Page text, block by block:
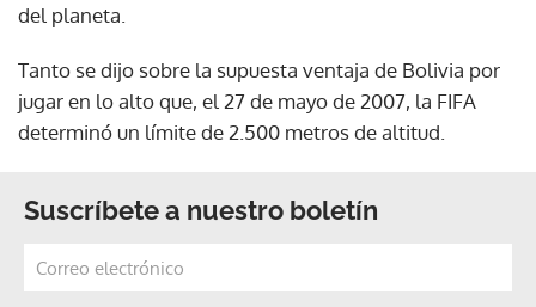
del planeta.
Tanto se dijo sobre la supuesta ventaja de Bolivia por
jugar en lo alto que, el 27 de mayo de 2007, la FIFA
determinó un límite de 2.500 metros de altitud.
Suscríbete a nuestro boletín